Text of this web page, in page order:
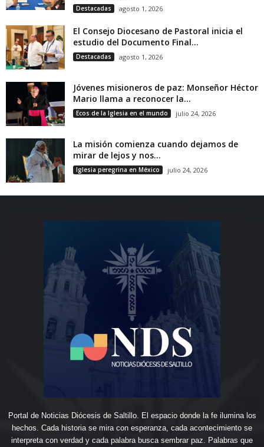
Destacadas agosto 1, 2026
El Consejo Diocesano de Pastoral inicia el
estudio del Documento Final...
Destacadas agosto 1, 2026
Jóvenes misioneros de paz: Monseñor Héctor
Mario llama a reconocer la...
Ecos de la Iglesia en el mundo julio 24, 2026
La misión comienza cuando dejamos de
mirar de lejos y nos...
Iglesia peregrina en México julio 24, 2026
Portal de Noticias Diócesis de Saltillo. El espacio donde la fe ilumina los
hechos. Cada historia se mira con esperanza, cada acontecimiento se
interpreta con verdad y cada palabra busca sembrar paz. Palabras que